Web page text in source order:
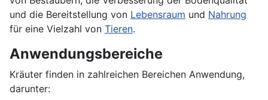
und die Bereitstellung von Lebensraum und Nahrung
für eine Vielzahl von Tieren.
Anwendungsbereiche
Kräuter finden in zahlreichen Bereichen Anwendung,
darunter: